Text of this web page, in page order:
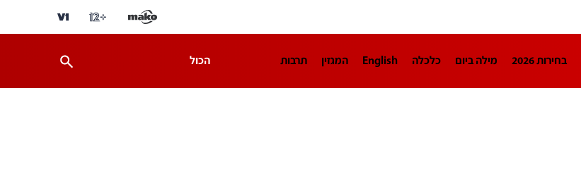
בחירות 2026 מילה ביום כלכלה English המגזין תרבות הכול